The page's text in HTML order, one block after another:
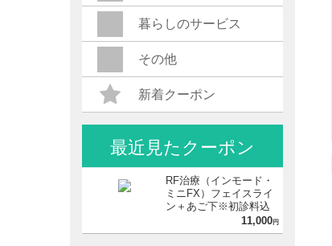
暮らしのサービス
その他
新着クーポン
最近見たクーポン
RF治療（インモード・
ミニFX）フェイスライ
ン＋あご下※初診料込
／来院歴問わず購入可
11,000円